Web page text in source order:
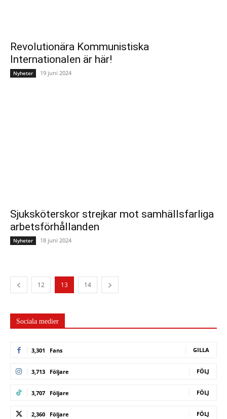
Revolutionära Kommunistiska
Internationalen är här!
Nyheter 19 juni 2024
Sjuksköterskor strejkar mot samhällsfarliga
arbetsförhållanden
Nyheter 18 juni 2024
12 13 14
Sociala medier
3,301 Fans GILLA
3,713 Följare FÖLJ
3,707 Följare FÖLJ
2,360 Följare FÖLJ